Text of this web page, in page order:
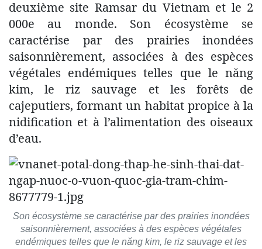
deuxième site Ramsar du Vietnam et le 2
000e au monde. Son écosystème se
caractérise par des prairies inondées
saisonnièrement, associées à des espèces
végétales endémiques telles que le năng
kim, le riz sauvage et les forêts de
cajeputiers, formant un habitat propice à la
nidification et à l’alimentation des oiseaux
d’eau.
Son écosystème se caractérise par des prairies inondées
saisonnièrement, associées à des espèces végétales
endémiques telles que le năng kim, le riz sauvage et les